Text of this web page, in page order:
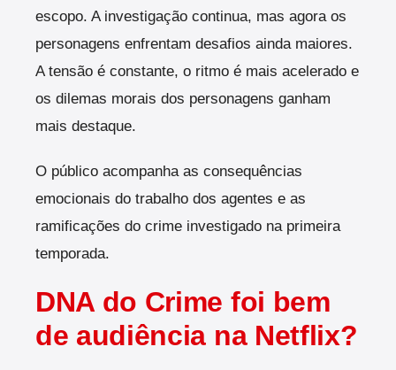
escopo. A investigação continua, mas agora os
personagens enfrentam desafios ainda maiores.
A tensão é constante, o ritmo é mais acelerado e
os dilemas morais dos personagens ganham
mais destaque.
O público acompanha as consequências
emocionais do trabalho dos agentes e as
ramificações do crime investigado na primeira
temporada.
DNA do Crime foi bem
de audiência na Netflix?